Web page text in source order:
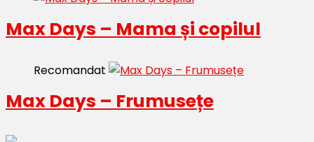
Max Days – Mama și copilul
Recomandat
Max Days – Frumusețe